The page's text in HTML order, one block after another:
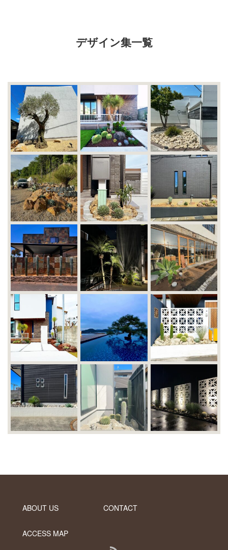
デザイン集一覧
ABOUT US CONTACT
ACCESS MAP